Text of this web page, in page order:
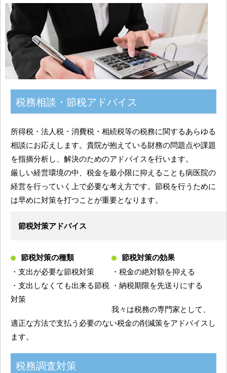
税務相談・節税アドバイス
所得税・法人税・消費税・相続税等の税務に関するあらゆる
相談にお応えします。貴院が抱えている財務の問題点や課題
を指摘分析し、解決のためのアドバイスを行います。
厳しい経営環境の中、税金を最小限に抑えることも病医院の
経営を行っていく上で必要な考え方です。節税を行うために
は早めに対策を打つことが重要となります。
節税対策アドバイス
節税対策の種類
・支出が必要な節税対策
・支出しなくても出来る節税
対策
節税対策の効果
・税金の絶対額を抑える
・納税期限を先送りにする
我々は税務の専門家として、
適正な方法で支払う必要のない税金の削減策をアドバイスし
ます。
税務調査対策